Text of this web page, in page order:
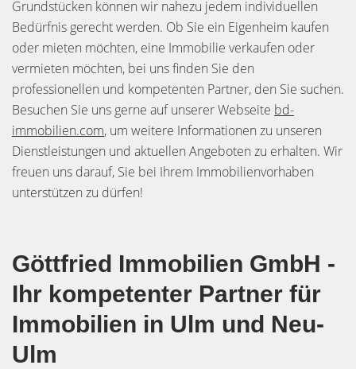
Grundstücken können wir nahezu jedem individuellen
Bedürfnis gerecht werden. Ob Sie ein Eigenheim kaufen
oder mieten möchten, eine Immobilie verkaufen oder
vermieten möchten, bei uns finden Sie den
professionellen und kompetenten Partner, den Sie suchen.
Besuchen Sie uns gerne auf unserer Webseite bd-
immobilien.com, um weitere Informationen zu unseren
Dienstleistungen und aktuellen Angeboten zu erhalten. Wir
freuen uns darauf, Sie bei Ihrem Immobilienvorhaben
unterstützen zu dürfen!
Göttfried Immobilien GmbH -
Ihr kompetenter Partner für
Immobilien in Ulm und Neu-
Ulm